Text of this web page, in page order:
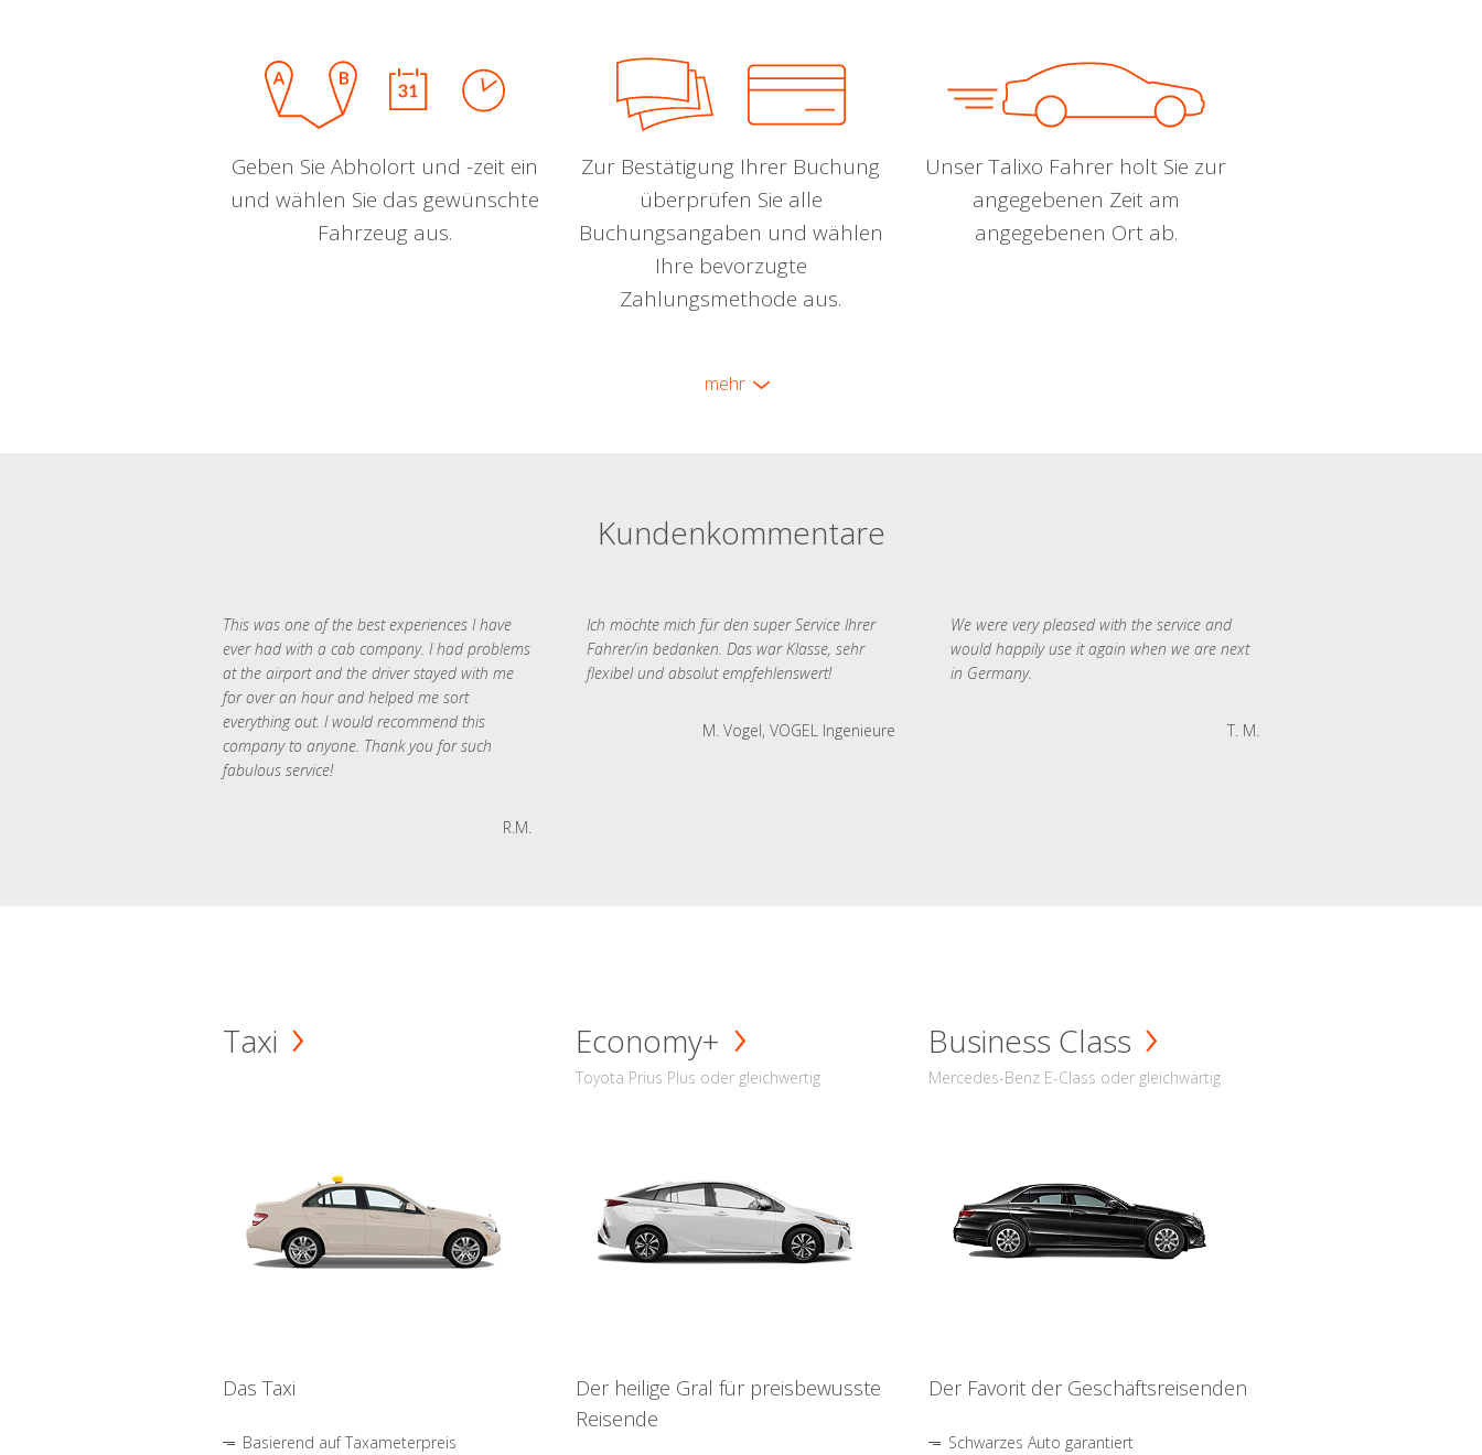
Geben Sie Abholort und -zeit ein
und wählen Sie das gewünschte
Fahrzeug aus.
Zur Bestätigung Ihrer Buchung
überprüfen Sie alle
Buchungsangaben und wählen
Ihre bevorzugte
Zahlungsmethode aus.
Unser Talixo Fahrer holt Sie zur
angegebenen Zeit am
angegebenen Ort ab.
mehr
Kundenkommentare
This was one of the best experiences I have
ever had with a cab company. I had problems
at the airport and the driver stayed with me
for over an hour and helped me sort
everything out. I would recommend this
company to anyone. Thank you for such
fabulous service!
R.M.
Ich möchte mich für den super Service Ihrer
Fahrer/in bedanken. Das war Klasse, sehr
flexibel und absolut empfehlenswert!
M. Vogel, VOGEL Ingenieure
We were very pleased with the service and
would happily use it again when we are next
in Germany.
T. M.
Taxi
Das Taxi
Basierend auf Taxameterpreis
Economy+
Toyota Prius Plus oder gleichwertig
Der heilige Gral für preisbewusste
Reisende
Business Class
Mercedes-Benz E-Class oder gleichwärtig
Der Favorit der Geschäftsreisenden
Schwarzes Auto garantiert